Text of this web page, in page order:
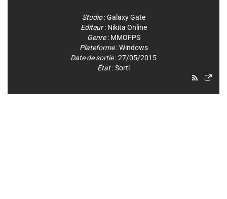
Studio:Galaxy Gate
Editeur: Nikita Online
Genre: MMOFPS
Plateforme:Windows
Date de sortie: 27/05/2015
État: Sorti